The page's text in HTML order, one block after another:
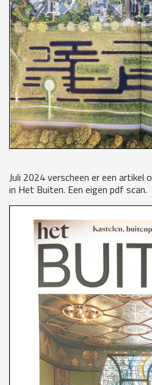
Juli 2024 verscheen er een artikel
in Het Buiten. Een eigen pdf scan.